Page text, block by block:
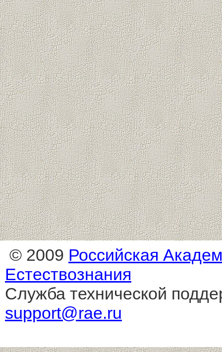
© 2009 Российская
Естествознания
Служба технической
support@rae.ru